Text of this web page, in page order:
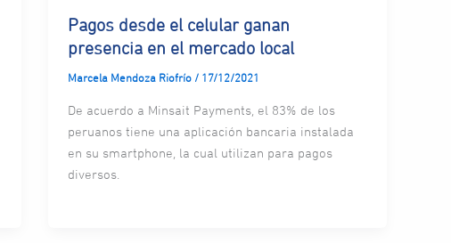
Pagos desde el celular ganan
presencia en el mercado local
Marcela Mendoza Riofrío / 17/12/2021
De acuerdo a Minsait Payments, el 83% de los
peruanos tiene una aplicación bancaria instalada
en su smartphone, la cual utilizan para pagos
diversos.